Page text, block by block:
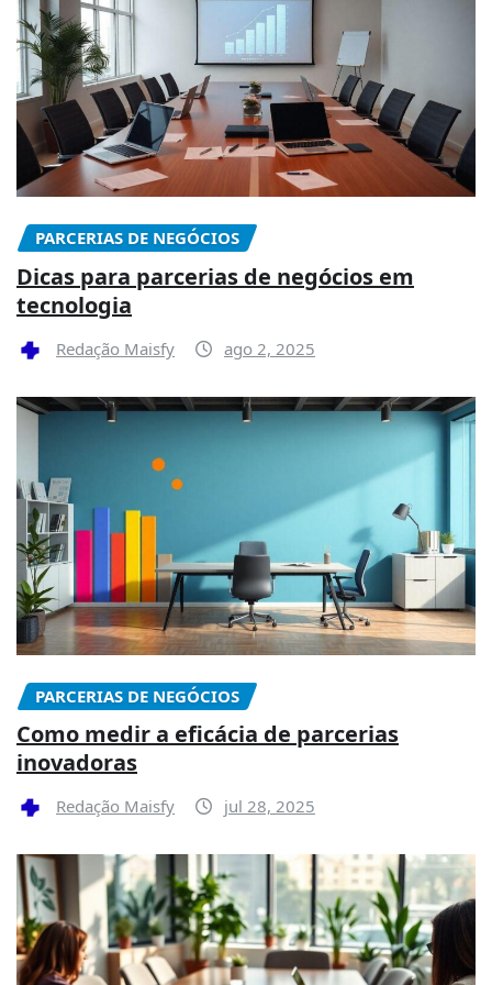
PARCERIAS DE NEGÓCIOS
Dicas para parcerias de negócios em
tecnologia
Redação Maisfy ago 2, 2025
PARCERIAS DE NEGÓCIOS
Como medir a eficácia de parcerias
inovadoras
Redação Maisfy jul 28, 2025